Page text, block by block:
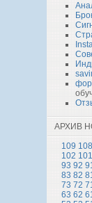
АРХИВ
109 108
102 101
93 92
83 82
73 72
63 62